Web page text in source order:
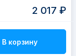
2 017 ₽
В корзину